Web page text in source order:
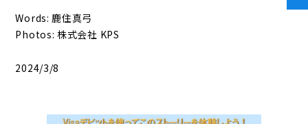
Words: 鹿住真弓
Photos: 株式会社 KPS
2024/3/8